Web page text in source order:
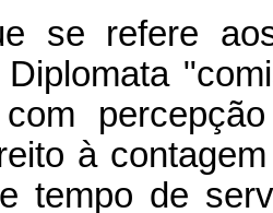
se refere
à
tempo de